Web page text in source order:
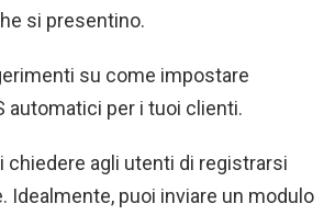
si presentino.
su come impostare
automatici per i tuoi clienti.
chiedere agli utenti di registrarsi
Idealmente, puoi inviare un modulo